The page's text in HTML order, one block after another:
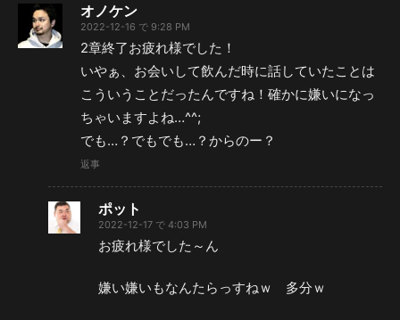
オノケン
2022-12-16 で 9:28 PM
2章終了お疲れ様でした！
いやぁ、お会いして飲んだ時に話していたことは
こういうことだったんですね！確かに嫌いになっ
ちゃいますよね…^^;
でも…？でもでも…？からのー？
返事
ポット
2022-12-17 で 4:03 PM
お疲れ様でした～ん
嫌い嫌いもなんたらっすねｗ 多分ｗ